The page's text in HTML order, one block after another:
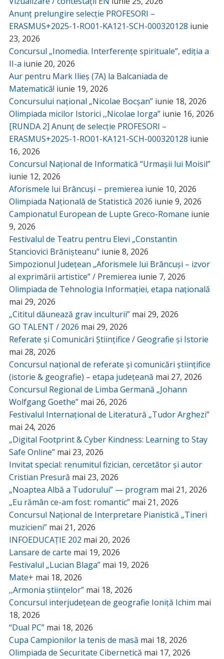
Anunț prelungire selecție PROFESORI –
ERASMUS+2025-1-RO01-KA121-SCH-000320128 iunie
23, 2026
Concursul „Inomedia. Interferențe spirituale”, ediția a
II-a iunie 20, 2026
Aur pentru Mark Ilieș (7A) la Balcaniada de
Matematică! iunie 19, 2026
Concursului național „Nicolae Bocșan” iunie 18, 2026
Olimpiada micilor Istorici ,,Nicolae Iorga” iunie 16, 2026
[RUNDA 2] Anunț de selecție PROFESORI –
ERASMUS+2025-1-RO01-KA121-SCH-000320128 iunie
16, 2026
Concursul Național de Informatică “Urmașii lui Moisil”
iunie 12, 2026
Aforismele lui Brâncuși – premierea iunie 10, 2026
Olimpiada Națională de Statistică 2026 iunie 9, 2026
Campionatul European de Lupte Greco-Romane iunie
9, 2026
Festivalul de Teatru pentru Elevi „Constantin
Stanciovici Brănișteanu” iunie 8, 2026
Simpozionul Județean „Aforismele lui Brâncuși – izvor
al exprimării artistice” / Premierea iunie 7, 2026
Olimpiada de Tehnologia Informației, etapa națională
mai 29, 2026
„Cititul dăunează grav inculturii” mai 29, 2026
GO TALENT / 2026 mai 29, 2026
Referate și Comunicări Științifice / Geografie și Istorie
mai 28, 2026
Concursul național de referate și comunicări științifice
(istorie & geografie) – etapa județeană mai 27, 2026
Concursul Regional de Limba Germană „Johann
Wolfgang Goethe” mai 26, 2026
Festivalul Internațional de Literatură „Tudor Arghezi”
mai 24, 2026
„Digital Footprint & Cyber Kindness: Learning to Stay
Safe Online” mai 23, 2026
Invitat special: renumitul fizician, cercetător și autor
Cristian Presură mai 23, 2026
„Noaptea Albă a Tudorului” — program mai 21, 2026
„Eu rămân ce-am fost: romantic” mai 21, 2026
Concursul Național de Interpretare Pianistică „Tineri
muzicieni” mai 21, 2026
INFOEDUCAȚIE 202 mai 20, 2026
Lansare de carte mai 19, 2026
Festivalul „Lucian Blaga” mai 19, 2026
Mate+ mai 18, 2026
,,Armonia științelor” mai 18, 2026
Concursul interjudețean de geografie Ioniță Ichim mai
18, 2026
“Dual PC” mai 18, 2026
Cupa Campionilor la tenis de masă mai 18, 2026
Olimpiada de Securitate Cibernetică mai 17, 2026